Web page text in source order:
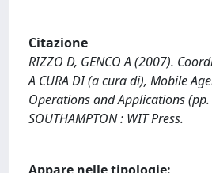
Citazione
RIZZO D, GENCO A (2007).
A CURA DI (a cura di), Mobile
Operations and Applications
SOUTHAMPTON : WIT Press.